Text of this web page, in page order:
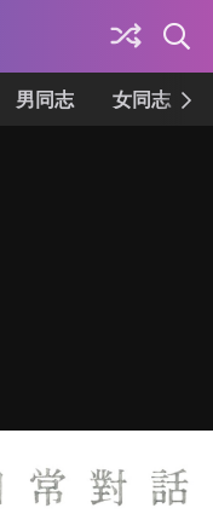
男同志 女同志